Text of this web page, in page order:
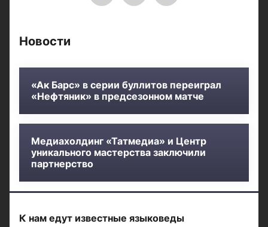
Новости
«Ак Барс» в серии буллитов переиграл
«Нефтяник» в предсезонном матче
Медиахолдинг «Татмедиа» и Центр
уникального мастерства заключили
партнерство
К нам едут известные языковеды